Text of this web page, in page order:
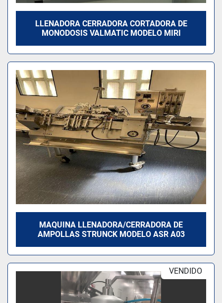
LLENADORA CERRADORA CORTADORA DE
MONODOSIS VALMATIC MODELO MIRI
MAQUINA LLENADORA/CERRADORA DE
AMPOLLAS STRUNCK MODELO ASR A03
VENDIDO